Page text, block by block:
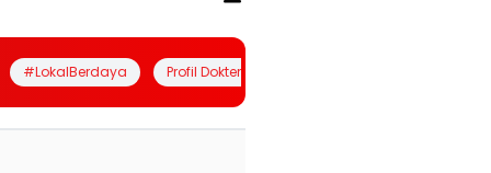
#LokalBerdaya Profil Dokter